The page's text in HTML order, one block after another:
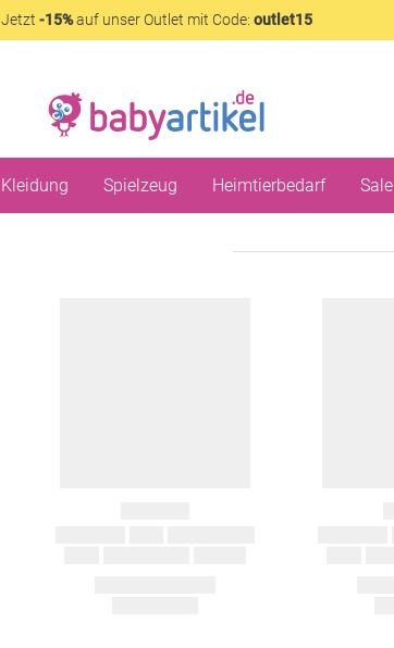
Jetzt -15%auf unser Outlet mit Code: outlet15
Kleidung Spielzeug Heimtierbedarf Sale